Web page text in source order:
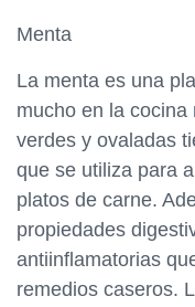
Menta
La menta es una
mucho en la
verdes y ovaladas
que se utiliza para
platos de carne.
propiedades
antiinflamatorias
remedios caseros.